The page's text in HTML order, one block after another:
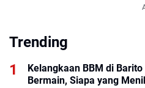
Trending
Kelangkaan BBM di
Bermain, Siapa yang